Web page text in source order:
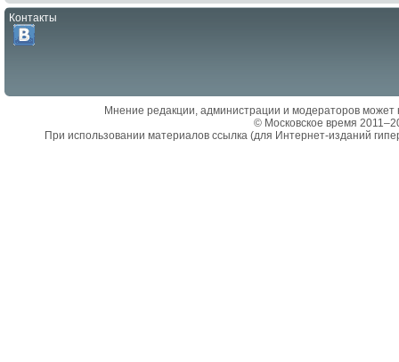
Контакты
Мнение редакции, администрации и модераторов может
© Московское время
При использовании материалов ссылка (для Интернет-изданий